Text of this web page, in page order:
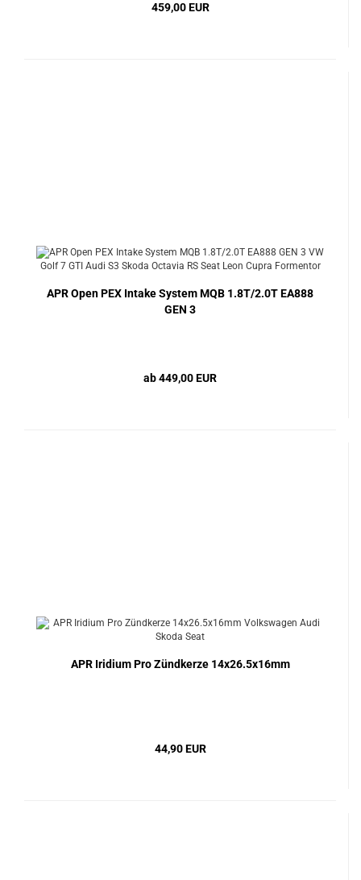
459,00 EUR
APR Open PEX Intake System MQB 1.8T/2.0T EA888
GEN 3
ab 449,00 EUR
APR Iridium Pro Zündkerze 14x26.5x16mm
44,90 EUR